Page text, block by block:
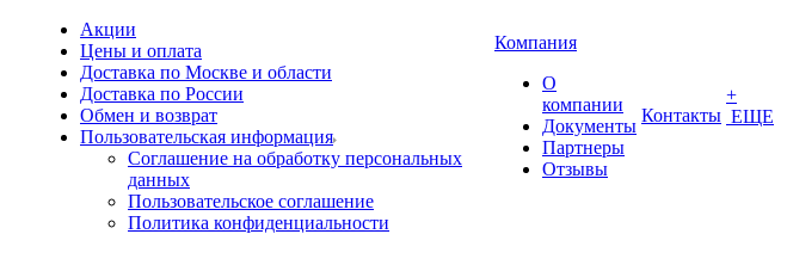
Акции
Цены и оплата
Доставка по Москве и области
Доставка по России
Обмен и возврат
Пользовательская информация
Соглашение на обработку персональных
данных
Пользовательское соглашение
Политика конфиденциальности
Компания
О
компании
Документы
Партнеры
Отзывы
Контакты
+
ЕЩЕ